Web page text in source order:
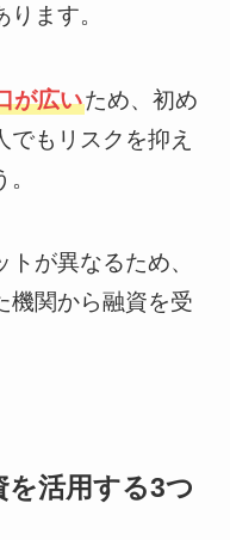
ります。
が広いため、初め
もリスクを抑え
が異なるため、
機関から融資を受
を活用する3つ